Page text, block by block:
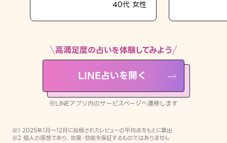
LINE占いを開く
※LINEアプリ内のサービスページへ遷移します
40代 女性
高満足度の占いを体験してみよう
LINE占いを開く
※LINEアプリ内のサービスページへ遷移します
※1 2025年1月〜12月に投稿されたレビューの平均点をもとに算出
※2 個人の感想であり、効果・効能を保証するものではありません